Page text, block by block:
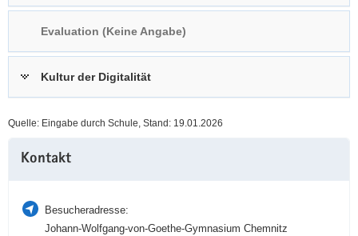
Evaluation (Keine Angabe)
Kultur der Digitalität
Quelle: Eingabe durch Schule, Stand: 19.01.2026
Information
Kontakt
Besucheradresse:
Johann-Wolfgang-von-Goethe-Gymnasium Chemnitz